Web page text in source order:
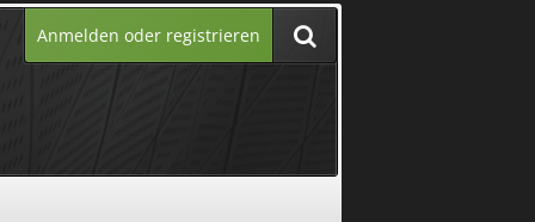
Anmelden oder registrieren